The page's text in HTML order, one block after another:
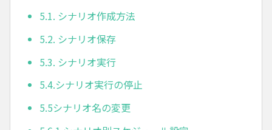
5.1. シナリオ作成方法
5.2. シナリオ保存
5.3. シナリオ実行
5.4.シナリオ実行の停止
5.5シナリオ名の変更